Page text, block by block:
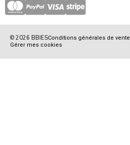
© 2026 BBIESConditions générales de vente
Gérer mes cookies